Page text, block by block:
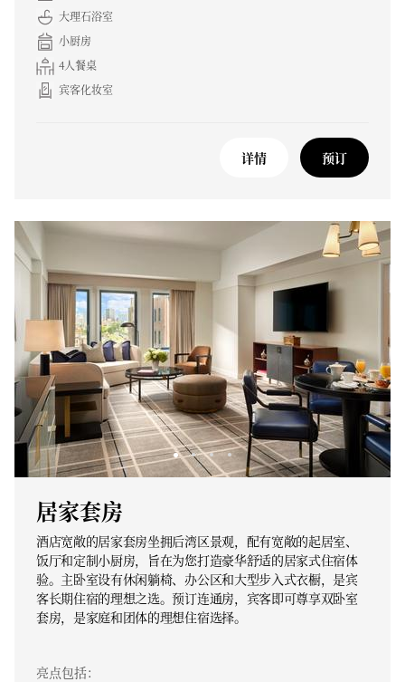
大理石浴室
小厨房
4人餐桌
宾客化妆室
详情 预订
居家套房
酒店宽敞的居家套房坐拥后湾区景观，配有宽敞的起居室、
饭厅和定制小厨房，旨在为您打造豪华舒适的居家式住宿体
验。主卧室设有休闲躺椅、办公区和大型步入式衣橱，是宾
客长期住宿的理想之选。预订连通房，宾客即可尊享双卧室
套房，是家庭和团体的理想住宿选择。
亮点包括：